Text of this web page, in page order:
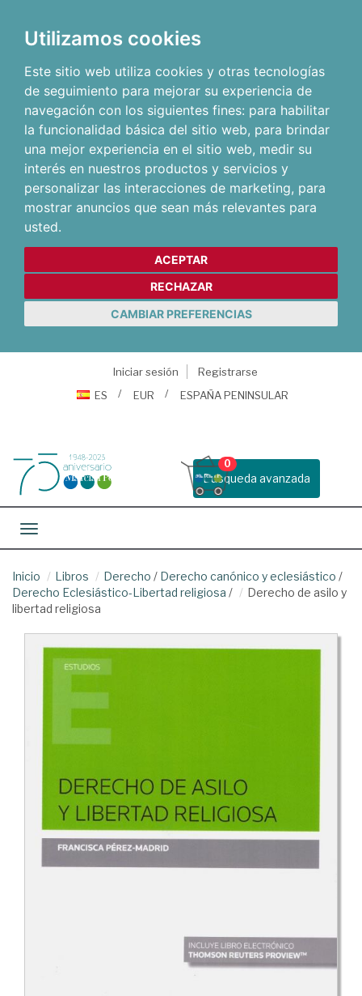
Utilizamos cookies
Este sitio web utiliza cookies y otras tecnologías
de seguimiento para mejorar su experiencia de
navegación con los siguientes fines: para habilitar
la funcionalidad básica del sitio web, para brindar
una mejor experiencia en el sitio web, medir su
interés en nuestros productos y servicios y
personalizar las interacciones de marketing, para
mostrar anuncios que sean más relevantes para
usted.
ACEPTAR
RECHAZAR
CAMBIAR PREFERENCIAS
Iniciar sesión
Registrarse
ES
EUR ESPAÑA PENINSULAR
Busqueda avanzada
0
Toggle navigation
Inicio Libros Derecho / Derecho canónico y eclesiástico /
Derecho Eclesiástico-Libertad religiosa /
Derecho de asilo y
libertad religiosa